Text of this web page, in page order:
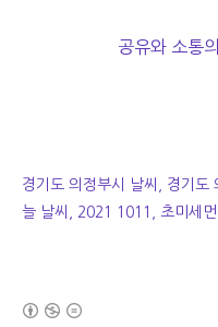
공유와 소통
경기도 의정부시 날씨, 경기도
늘 날씨, 2021 1011, 초미세